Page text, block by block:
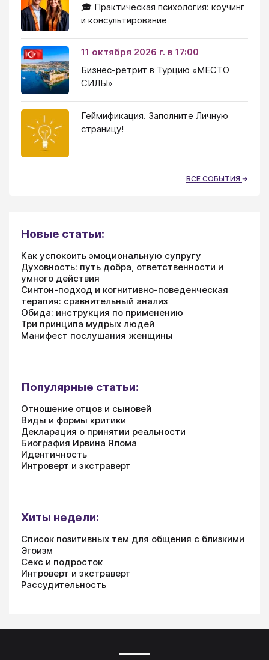
🎓 Практическая психология: коучинг
и консультирование
11 октября 2026 г. в 17:00
Бизнес-ретрит в Турцию «МЕСТО
СИЛЫ»
Геймификация. Заполните Личную
страницу!
ВСЕ СОБЫТИЯ
Новые статьи:
Как успокоить эмоциональную супругу
Духовность: путь добра, ответственности и
умного действия
Синтон-подход и когнитивно-поведенческая
терапия: сравнительный анализ
Обида: инструкция по применению
Три принципа мудрых людей
Манифест послушания женщины
Популярные статьи:
Отношение отцов и сыновей
Виды и формы критики
Декларация о принятии реальности
Биография Ирвина Ялома
Идентичность
Интроверт и экстраверт
Хиты недели:
Список позитивных тем для общения с близкими
Эгоизм
Секс и подросток
Интроверт и экстраверт
Рассудительность